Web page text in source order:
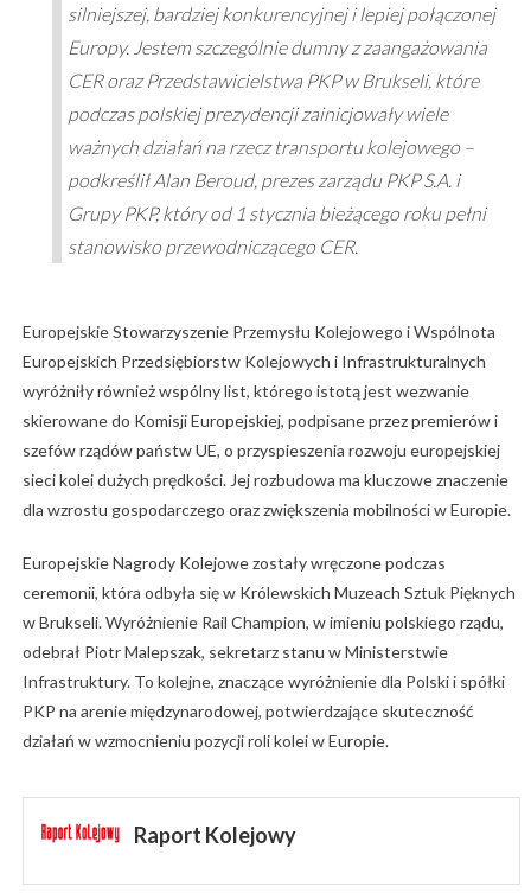
silniejszej, bardziej konkurencyjnej i lepiej połączonej
Europy. Jestem szczególnie dumny z zaangażowania
CER oraz Przedstawicielstwa PKP w Brukseli, które
podczas polskiej prezydencji zainicjowały wiele
ważnych działań na rzecz transportu kolejowego –
podkreślił Alan Beroud, prezes zarządu PKP S.A. i
Grupy PKP, który od 1 stycznia bieżącego roku pełni
stanowisko przewodniczącego CER.
Europejskie Stowarzyszenie Przemysłu Kolejowego i Wspólnota
Europejskich Przedsiębiorstw Kolejowych i Infrastrukturalnych
wyróżniły również wspólny list, którego istotą jest wezwanie
skierowane do Komisji Europejskiej, podpisane przez premierów i
szefów rządów państw UE, o przyspieszenia rozwoju europejskiej
sieci kolei dużych prędkości. Jej rozbudowa ma kluczowe znaczenie
dla wzrostu gospodarczego oraz zwiększenia mobilności w Europie.
Europejskie Nagrody Kolejowe zostały wręczone podczas
ceremonii, która odbyła się w Królewskich Muzeach Sztuk Pięknych
w Brukseli. Wyróżnienie Rail Champion, w imieniu polskiego rządu,
odebrał Piotr Malepszak, sekretarz stanu w Ministerstwie
Infrastruktury. To kolejne, znaczące wyróżnienie dla Polski i spółki
PKP na arenie międzynarodowej, potwierdzające skuteczność
działań w wzmocnieniu pozycji roli kolei w Europie.
Raport Kolejowy